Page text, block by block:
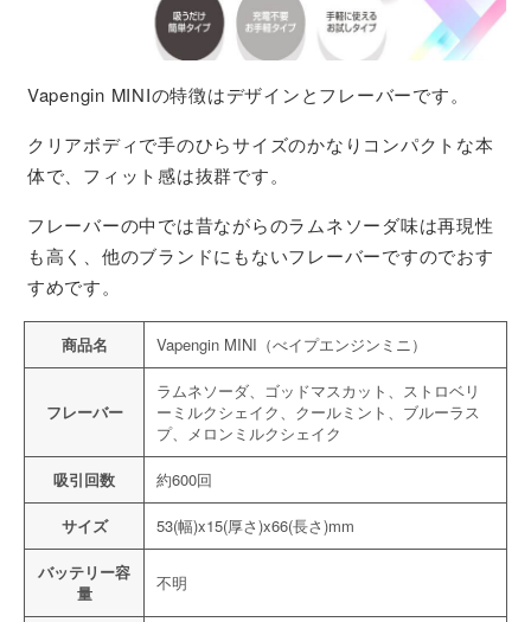
Vapengin MINIの特徴はデザインとフレーバーです。
クリアボディで手のひらサイズのかなりコンパクトな本
体で、フィット感は抜群です。
フレーバーの中では昔ながらのラムネソーダ味は再現性
も高く、他のブランドにもないフレーバーですのでおす
すめです。
商品名 Vapengin MINI（べイプエンジンミニ）
フレーバー
ラムネソーダ、ゴッドマスカット、ストロベリ
ーミルクシェイク、クールミント、ブルーラス
プ、メロンミルクシェイク
吸引回数 約600回
サイズ 53(幅)x15(厚さ)x66(長さ)mm
バッテリー容
量
不明